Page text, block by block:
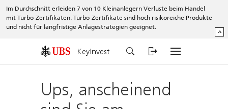
Im Durchschnitt erleiden 7 von 10 Kleinanlegern Verluste beim Handel
mit Turbo-Zertifikaten. Turbo-Zertifikate sind hoch risikoreiche Produkte
und nicht für langfristige Anlagestrategien geeignet.
^
KeyInvest
Ups, anscheinend